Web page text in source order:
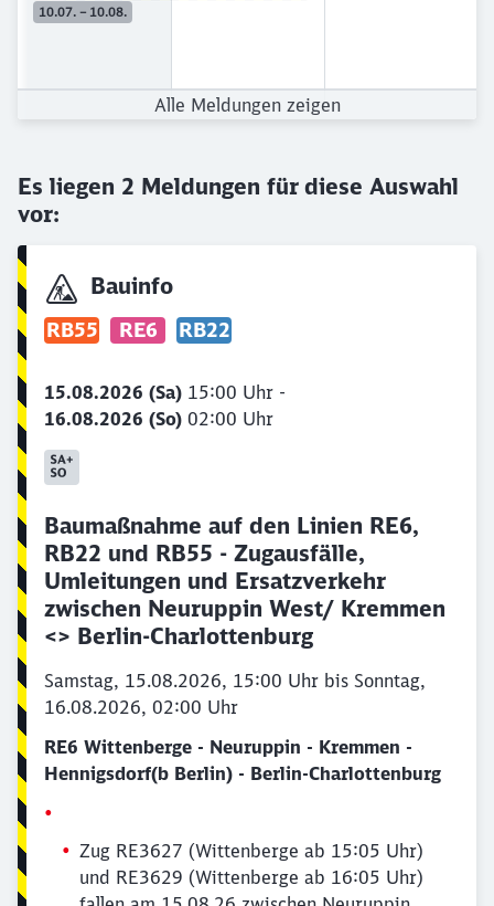
10.07. – 10.08.
Alle Meldungen zeigen
Es liegen 2 Meldungen für diese Auswahl
vor:
Bauinfo
RB55 RE6 RB22
15.08.2026 (Sa) 15:00 Uhr -
16.08.2026 (So) 02:00 Uhr
Baumaßnahme auf den Linien RE6,
RB22 und RB55 - Zugausfälle,
Umleitungen und Ersatzverkehr
zwischen Neuruppin West/ Kremmen
<> Berlin-Charlottenburg
Samstag, 15.08.2026, 15:00 Uhr bis Sonntag,
16.08.2026, 02:00 Uhr
RE6 Wittenberge - Neuruppin - Kremmen -
Hennigsdorf(b Berlin) - Berlin-Charlottenburg
Zug RE3627 (Wittenberge ab 15:05 Uhr)
und RE3629 (Wittenberge ab 16:05 Uhr)